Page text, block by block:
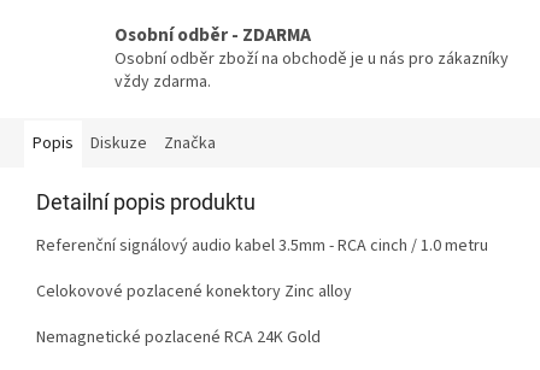
Osobní odběr - ZDARMA
Osobní odběr zboží na obchodě je u nás pro zákazníky
vždy zdarma.
Popis Diskuze Značka
Detailní popis produktu
Referenční signálový audio kabel 3.5mm - RCA cinch / 1.0 metru
Celokovové pozlacené konektory Zinc alloy
Nemagnetické pozlacené RCA 24K Gold